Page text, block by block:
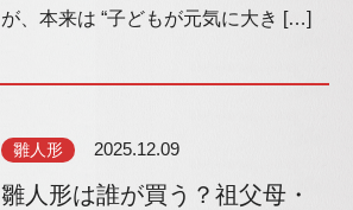
が、本来は “子どもが元気に大き […]
雛人形 2025.12.09
雛人形は誰が買う？祖父母・